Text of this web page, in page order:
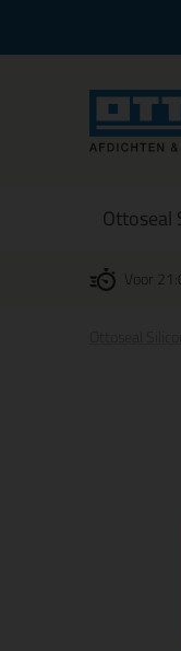
Ottoseal
Voor